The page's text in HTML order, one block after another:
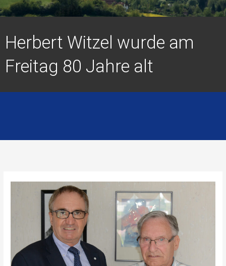
Herbert Witzel wurde am
Freitag 80 Jahre alt